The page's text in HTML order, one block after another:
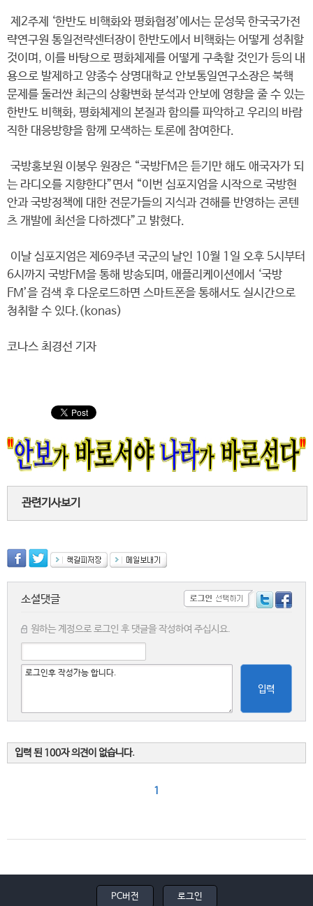
제2주제 ‘한반도 비핵화와 평화협정’에서는 문성묵 한국국가전
략연구원 통일전략센터장이 한반도에서 비핵화는 어떻게 성취할
것이며, 이를 바탕으로 평화체제를 어떻게 구축할 것인가 등의 내
용으로 발제하고 양종수 상명대학교 안보통일연구소장은 북핵
문제를 둘러싼 최근의 상황변화 분석과 안보에 영향을 줄 수 있는
한반도 비핵화, 평화체제의 본질과 함의를 파악하고 우리의 바람
직한 대응방향을 함께 모색하는 토론에 참여한다.
국방홍보원 이붕우 원장은 “국방FM은 듣기만 해도 애국자가 되
는 라디오를 지향한다”면서 “이번 심포지엄을 시작으로 국방현
안과 국방정책에 대한 전문가들의 지식과 견해를 반영하는 콘텐
츠 개발에 최선을 다하겠다”고 밝혔다.
이날 심포지엄은 제69주년 국군의 날인 10월 1일 오후 5시부터
6시까지 국방FM을 통해 방송되며, 애플리케이션에서 ‘국방
FM’을 검색 후 다운로드하면 스마트폰을 통해서도 실시간으로
청취할 수 있다.(konas)
코나스 최경선 기자
관련기사보기
소셜댓글
원하는 계정으로 로그인 후 댓글을 작성하여 주십시요.
입력
입력 된 100자 의견이 없습니다.
1
PC버전 로그인